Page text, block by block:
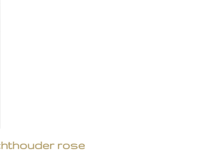
rose